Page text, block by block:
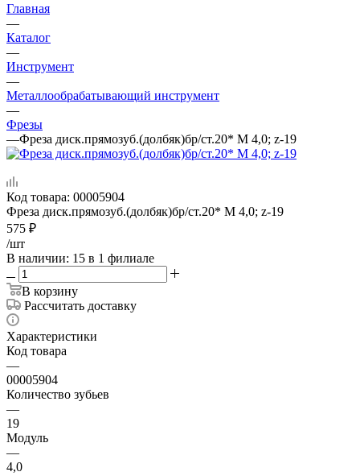
Главная
—
Каталог
—
Инструмент
—
Металлообрабатывающий инструмент
—
Фрезы
—Фреза диск.прямозуб.(долбяк)бр/ст.20* М 4,0; z-19
Код товара: 00005904
Фреза диск.прямозуб.(долбяк)бр/ст.20* М 4,0; z-19
575 ₽
/шт
В наличии: 15 в 1 филиале
В корзину
Рассчитать доставку
Характеристики
Код товара
—
00005904
Количество зубьев
—
19
Модуль
—
4,0